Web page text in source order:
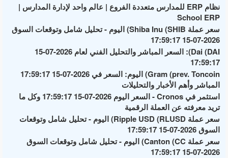
نظام ERP للمدارس متعددة الفروع | عالم واحد لإدارة المدارس |
School ERP
سعر عملة Shiba Inu (SHIB) اليوم - تحليل شامل وتوقعات السوق
2026-07-15 17:59:17
Dai (DAI): السعر المباشر والتحليل الفني لعام 2026-07-15
17:59:17
Gram (prev. Toncoin) اليوم: السعر في 2026-07-15 17:59:17
المباشر وأهم الأخبار والتحليلات
استثمر في Cronos - السعر اليوم 2026-07-15 17:59:17 وكل ما
تريد معرفته عن العملة الرقمية
سعر عملة Ripple USD (RLUSD) اليوم - تحليل شامل وتوقعات
السوق 2026-07-15 17:59:17
سعر عملة Canton (CC) اليوم - تحليل شامل وتوقعات السوق
2026-07-15 17:59:17